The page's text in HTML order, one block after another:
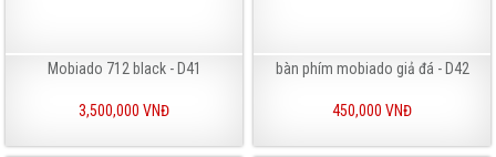
Mobiado 712 black - D41
3,500,000 VNĐ
bàn phím mobiado giả đá - D42
450,000 VNĐ